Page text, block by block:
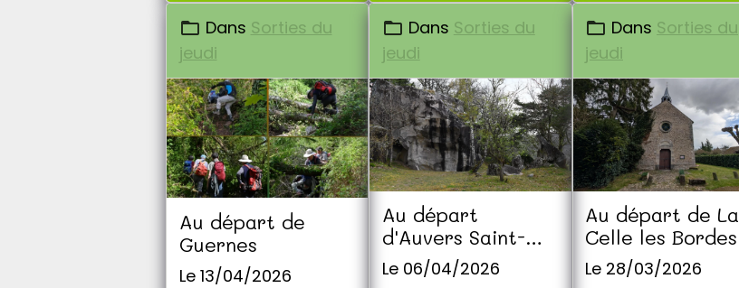
Dans Sorties du
jeudi
Au départ de
Guernes
Le 13/04/2026
Dans Sorties du
jeudi
Au départ
d'Auvers Saint-
Georges
Le 06/04/2026
Dans Sorties du
jeudi
Au départ de La
Celle les Bordes
Le 28/03/2026